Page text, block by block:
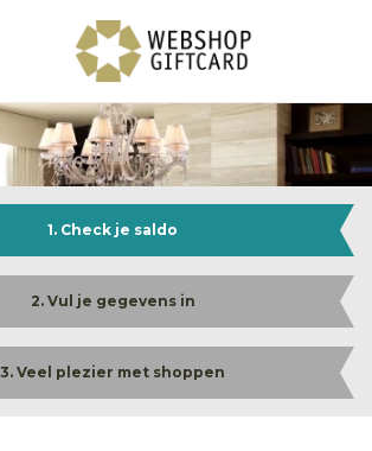
1. Check je saldo
2. Vul je gegevens in
3. Veel plezier met shoppen